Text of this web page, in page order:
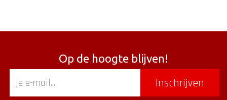
Op de hoogte blijven!
Inschrijven